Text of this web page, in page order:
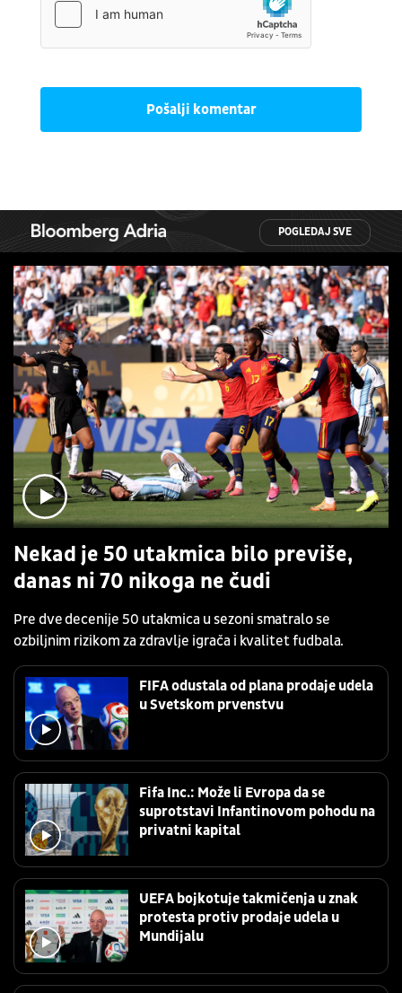
Pošalji komentar
POGLEDAJ SVE
Nekad je 50 utakmica bilo previše,
danas ni 70 nikoga ne čudi
Pre dve decenije 50 utakmica u sezoni smatralo se
ozbiljnim rizikom za zdravlje igrača i kvalitet fudbala.
FIFA odustala od plana prodaje udela
u Svetskom prvenstvu
Fifa Inc.: Može li Evropa da se
suprotstavi Infantinovom pohodu na
privatni kapital
UEFA bojkotuje takmičenja u znak
protesta protiv prodaje udela u
Mundijalu